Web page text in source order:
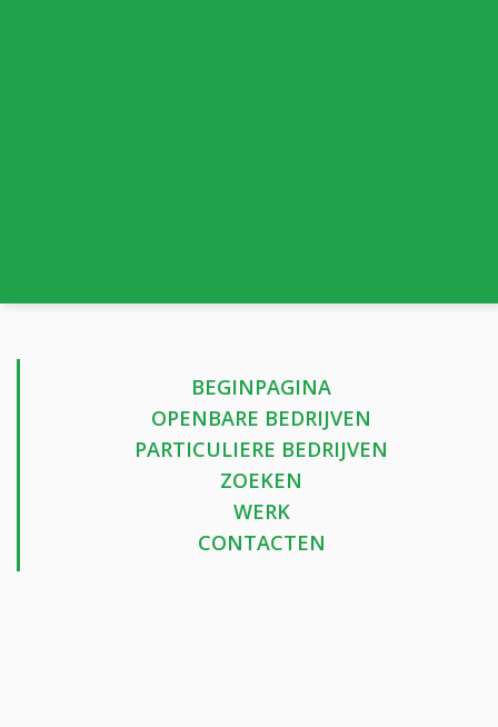
BEGINPAGINA
OPENBARE BEDRIJVEN
PARTICULIERE BEDRIJVEN
ZOEKEN
WERK
CONTACTEN